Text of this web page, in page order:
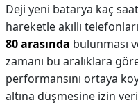
Deji yeni batarya kaç
hareketle akıllı
80 arasında bulunması
zamanı bu aralıklara
performansını ortaya
altına düşmesine izin